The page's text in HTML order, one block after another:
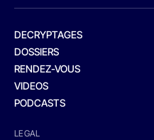
DECRYPTAGES
DOSSIERS
RENDEZ-VOUS
VIDEOS
PODCASTS
LEGAL